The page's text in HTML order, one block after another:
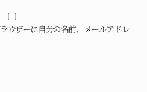
ウザーに自分の名前、メールアドレ